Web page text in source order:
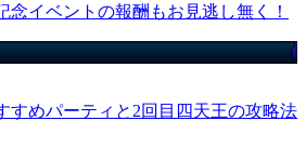
念イベントの報酬もお見逃し無く！
すめパーティと2回目四天王の攻略法